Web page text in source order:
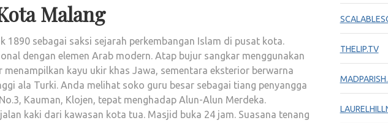
Malang
1890 sebagai saksi sejarah perkembangan Islam di pusat kota.
dengan elemen Arab modern. Atap bujur sangkar menggunakan
kayu ukir khas Jawa, sementara eksterior berwarna
ala Turki. Anda melihat soko guru besar sebagai tiang penyangga
Kauman, Klojen, tepat menghadap Alun-Alun Merdeka.
kaki dari kawasan kota tua. Masjid buka 24 jam. Suasana tenang
THELIP.TV